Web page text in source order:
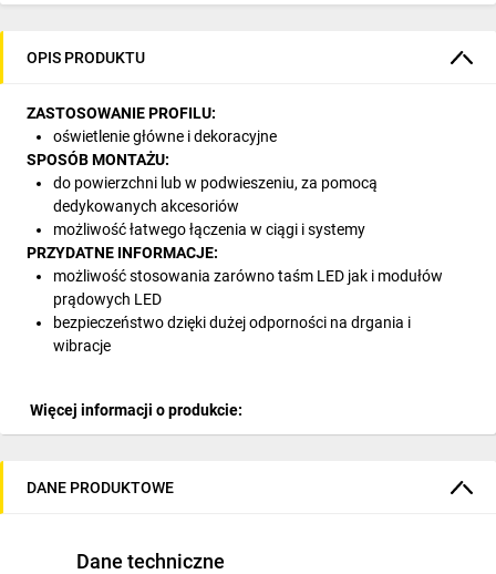
OPIS PRODUKTU
ZASTOSOWANIE PROFILU:
oświetlenie główne i dekoracyjne
SPOSÓB MONTAŻU:
do powierzchni lub w podwieszeniu, za pomocą
dedykowanych akcesoriów
możliwość łatwego łączenia w ciągi i systemy
PRZYDATNE INFORMACJE:
możliwość stosowania zarówno taśm LED jak i modułów
prądowych LED
bezpieczeństwo dzięki dużej odporności na drgania i
wibracje
Więcej informacji o produkcie:
DANE PRODUKTOWE
Dane techniczne